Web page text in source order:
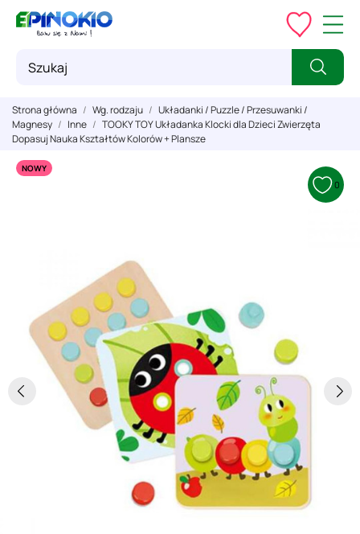
Strona główna Wg. rodzaju
Układanki / Puzzle / Przesuwanki /
Magnesy
Inne
TOOKY TOY Układanka Klocki dla Dzieci Zwierzęta
Dopasuj Nauka Kształtów Kolorów + Plansze
NOWY
0